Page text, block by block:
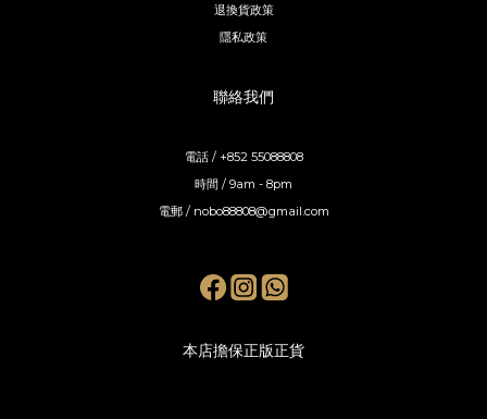
退換貨政策
隱私政策
聯絡我們
電話 / +852 55088808
時間 / 9am - 8pm
電郵 / nobo88808@gmail.com
本店擔保正版正貨